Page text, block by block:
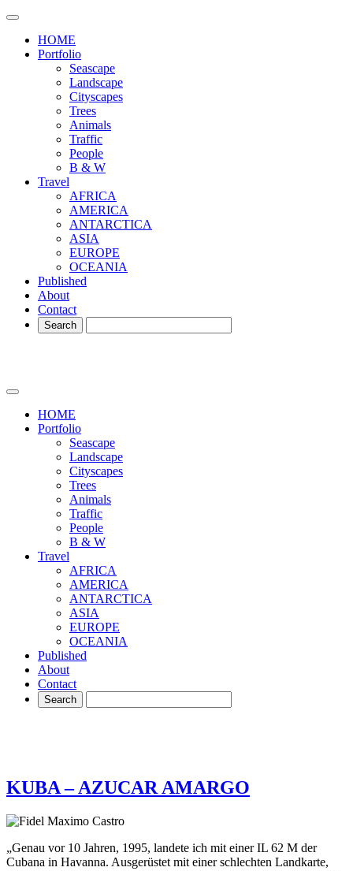
HOME
Portfolio
Seascape
Landscape
Cityscapes
Trees
Animals
Traffic
People
B & W
Travel
AFRICA
AMERICA
ANTARCTICA
ASIA
EUROPE
OCEANIA
Published
About
Contact
HOME
Portfolio
Seascape
Landscape
Cityscapes
Trees
Animals
Traffic
People
B & W
Travel
AFRICA
AMERICA
ANTARCTICA
ASIA
EUROPE
OCEANIA
Published
About
Contact
KUBA – AZUCAR AMARGO
„Genau vor 10 Jahren, 1995, landete ich mit einer IL 62 M der
Cubana in Havanna. Ausgerüstet mit einer schlechten Landkarte,